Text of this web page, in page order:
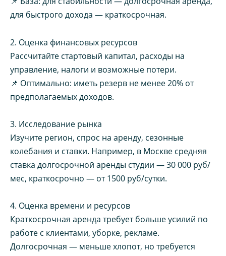
для быстрого дохода — краткосрочная.
2. Оценка финансовых ресурсов
Рассчитайте стартовый капитал, расходы на
управление, налоги и возможные потери.
📌 Оптимально: иметь резерв не менее 20% от
предполагаемых доходов.
3. Исследование рынка
Изучите регион, спрос на аренду, сезонные
колебания и ставки. Например, в Москве средняя
ставка долгосрочной аренды студии — 30 000 руб/
мес, краткосрочно — от 1500 руб/сутки.
4. Оценка времени и ресурсов
Краткосрочная аренда требует больше усилий по
работе с клиентами, уборке, рекламе.
Долгосрочная — меньше хлопот, но требуется